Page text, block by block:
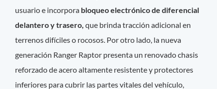
usuario e incorpora bloqueo electrónico de diferencial
delantero y trasero, que brinda tracción adicional en
terrenos difíciles o rocosos. Por otro lado, la nueva
generación Ranger Raptor presenta un renovado chasis
reforzado de acero altamente resistente y protectores
inferiores para cubrir las partes vitales del vehículo,